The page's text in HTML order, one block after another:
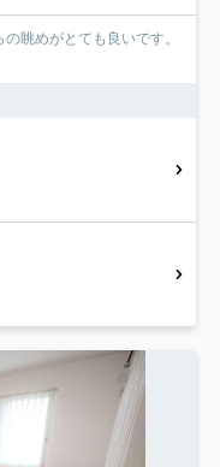
眺めがとても良いです。